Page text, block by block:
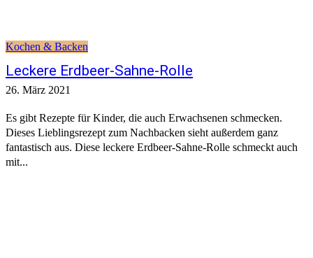
Kochen & Backen
Leckere Erdbeer-Sahne-Rolle
26. März 2021
Es gibt Rezepte für Kinder, die auch Erwachsenen schmecken.
Dieses Lieblingsrezept zum Nachbacken sieht außerdem ganz
fantastisch aus. Diese leckere Erdbeer-Sahne-Rolle schmeckt auch
mit...